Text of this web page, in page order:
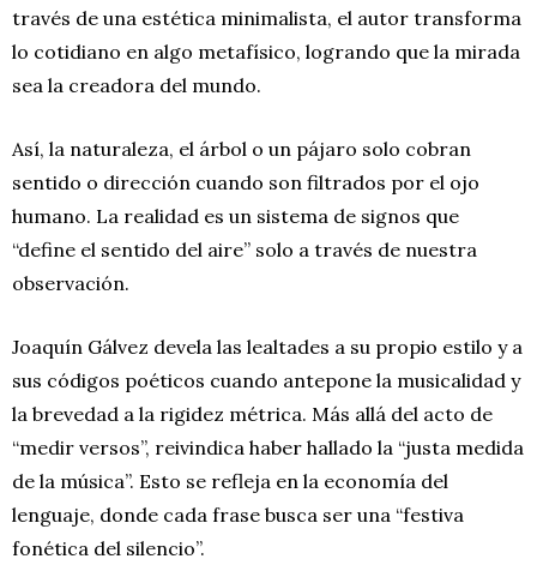
través de una estética minimalista, el autor transforma
lo cotidiano en algo metafísico, logrando que la mirada
sea la creadora del mundo.
Así, la naturaleza, el árbol o un pájaro solo cobran
sentido o dirección cuando son filtrados por el ojo
humano. La realidad es un sistema de signos que
“define el sentido del aire” solo a través de nuestra
observación.
Joaquín Gálvez devela las lealtades a su propio estilo y a
sus códigos poéticos cuando antepone la musicalidad y
la brevedad a la rigidez métrica. Más allá del acto de
“medir versos”, reivindica haber hallado la “justa medida
de la música”. Esto se refleja en la economía del
lenguaje, donde cada frase busca ser una “festiva
fonética del silencio”.